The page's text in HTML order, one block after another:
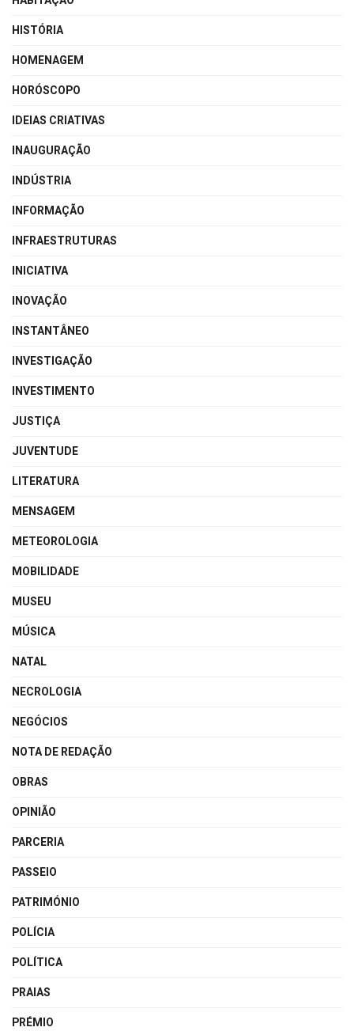
HISTÓRIA
HOMENAGEM
HORÓSCOPO
IDEIAS CRIATIVAS
INAUGURAÇÃO
INDÚSTRIA
INFORMAÇÃO
INFRAESTRUTURAS
INICIATIVA
INOVAÇÃO
INSTANTÂNEO
INVESTIGAÇÃO
INVESTIMENTO
JUSTIÇA
JUVENTUDE
LITERATURA
MENSAGEM
METEOROLOGIA
MOBILIDADE
MUSEU
MÚSICA
NATAL
NECROLOGIA
NEGÓCIOS
NOTA DE REDAÇÃO
OBRAS
OPINIÃO
PARCERIA
PASSEIO
PATRIMÓNIO
POLÍCIA
POLÍTICA
PRAIAS
PRÉMIO